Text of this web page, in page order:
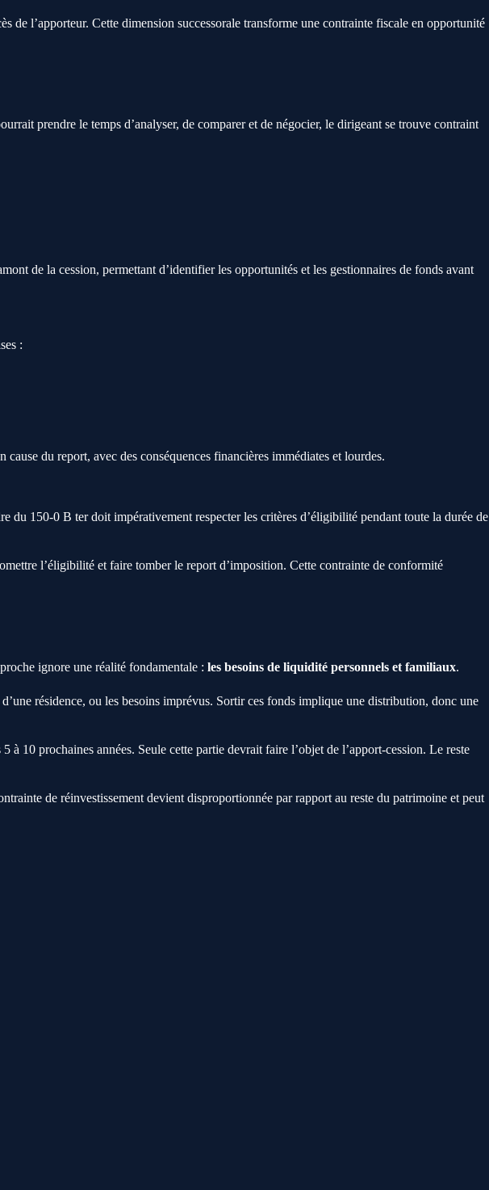
de l’apporteur. Cette dimension successorale transforme une contrainte fiscale en opportunité
prendre le temps d’analyser, de comparer et de négocier, le dirigeant se trouve contraint
de la cession, permettant d’identifier les opportunités et les gestionnaires de fonds avant
:
du report, avec des conséquences financières immédiates et lourdes.
du 150-0 B ter doit impérativement respecter les critères d’éligibilité pendant toute la durée de
l’éligibilité et faire tomber le report d’imposition. Cette contrainte de conformité
ignore une réalité fondamentale : les besoins de liquidité personnels et familiaux.
résidence, ou les besoins imprévus. Sortir ces fonds implique une distribution, donc une
10 prochaines années. Seule cette partie devrait faire l’objet de l’apport-cession. Le reste
de réinvestissement devient disproportionnée par rapport au reste du patrimoine et peut